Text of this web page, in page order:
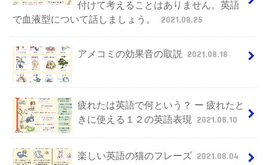
付けて考えることはありません。英語
で血液型について話しましょう。
2021.08.25
アメコミの効果音の取説 2021.08.18
疲れたは英語で何という？ ー 疲れたと
きに使える１２の英語表現
2021.08.10
楽しい英語の猫のフレーズ 2021.08.04